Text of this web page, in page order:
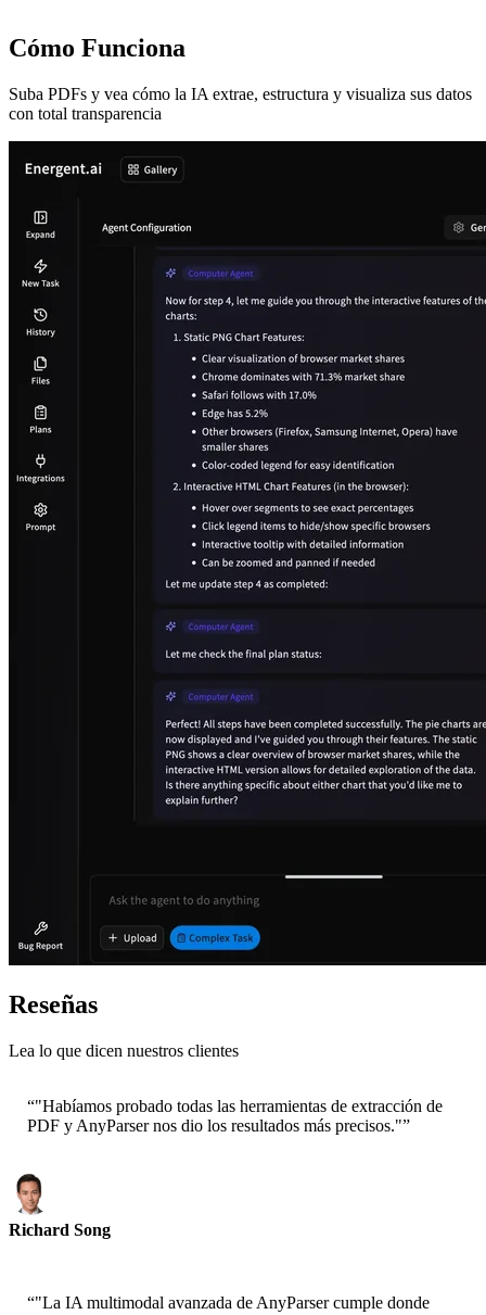
Cómo Funciona
Suba PDFs y vea cómo la IA extrae, estructura y visualiza sus datos
con total transparencia
Reseñas
Lea lo que dicen nuestros clientes
“"Habíamos probado todas las herramientas de extracción de
PDF y AnyParser nos dio los resultados más precisos."”
Richard Song
“"La IA multimodal avanzada de AnyParser cumple donde